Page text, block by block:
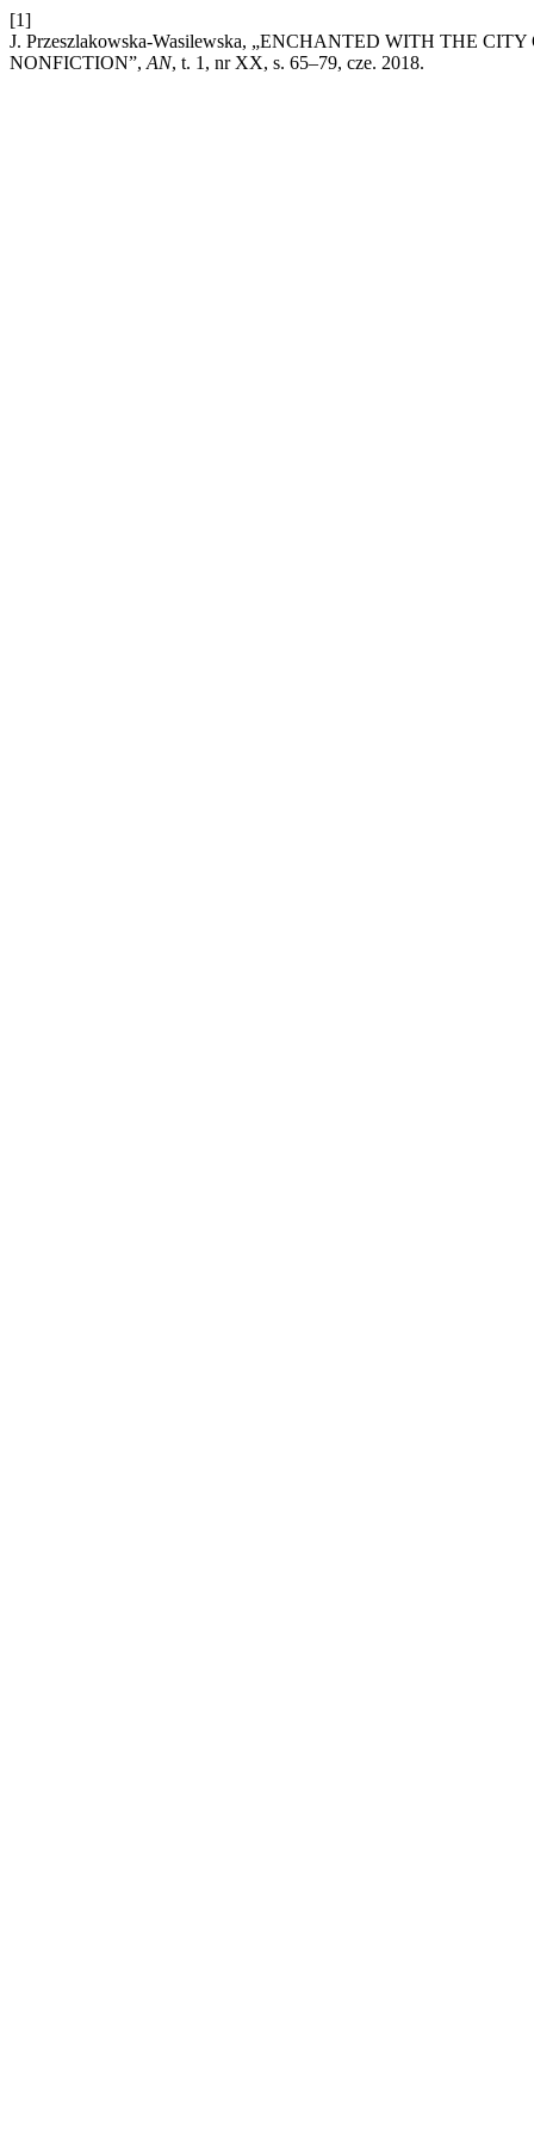
[1]
J. Przeszlakowska-Wasilewska, „ENCHANTED WITH THE
NONFICTION”, AN, t. 1, nr XX, s. 65–79, cze. 2018.